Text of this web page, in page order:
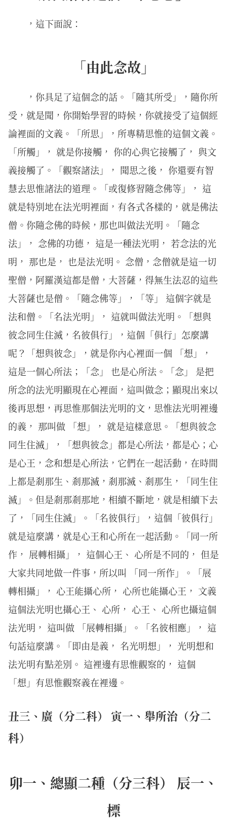
，這下面說：
「由此念故」
，你具足了這個念的話。「隨其所受」，隨你所
受，就是聞，你開始學習的時候，你就接受了這個經
論裡面的文義。「所思」，所專精思惟的這個文義。
「所觸」， 就是你接觸， 你的心與它接觸了， 與文
義接觸了。「觀察諸法」， 聞思之後， 你還要有智
慧去思惟諸法的道理。「或復修習隨念佛等」， 這
就是特別地在法光明裡面，有各式各樣的，就是佛法
僧。你隨念佛的時候，那也叫做法光明。「隨念
法」， 念佛的功德， 這是一種法光明， 若念法的光
明， 那也是， 也是法光明。 念僧，念僧就是這一切
聖僧，阿羅漢這都是僧，大菩薩，得無生法忍的這些
大菩薩也是僧。「隨念佛等」，「等」 這個字就是
法和僧。「名法光明」， 這就叫做法光明。「想與
彼念同生住滅，名彼俱行」，這個「俱行」怎麼講
呢？「想與彼念」，就是你內心裡面一個 「想」，
這是一個心所法；「念」 也是心所法。「念」 是把
所念的法光明顯現在心裡面，這叫做念；顯現出來以
後再思想，再思惟那個法光明的文，思惟法光明裡邊
的義， 那叫做 「想」， 就是這樣意思。「想與彼念
同生住滅」，「想與彼念」都是心所法，都是心；心
是心王，念和想是心所法，它們在一起活動，在時間
上都是剎那生、剎那滅，剎那滅、剎那生，「同生住
滅」。但是剎那剎那地，相續不斷地，就是相續下去
了，「同生住滅」。「名彼俱行」，這個「彼俱行」
就是這麼講，就是心王和心所在一起活動。「同一所
作， 展轉相攝」， 這個心王、 心所是不同的， 但是
大家共同地做一件事，所以叫 「同一所作」。「展
轉相攝」， 心王能攝心所， 心所也能攝心王， 文義
這個法光明也攝心王、 心所， 心王、 心所也攝這個
法光明， 這叫做 「展轉相攝」。「名彼相應」， 這
句話這麼講。「即由是義， 名光明想」， 光明想和
法光明有點差別。 這裡邊有思惟觀察的， 這個
「想」有思惟觀察義在裡邊。
丑三、廣（分二科） 寅一、舉所治（分二
科）
卯一、總顯二種（分三科） 辰一、
標